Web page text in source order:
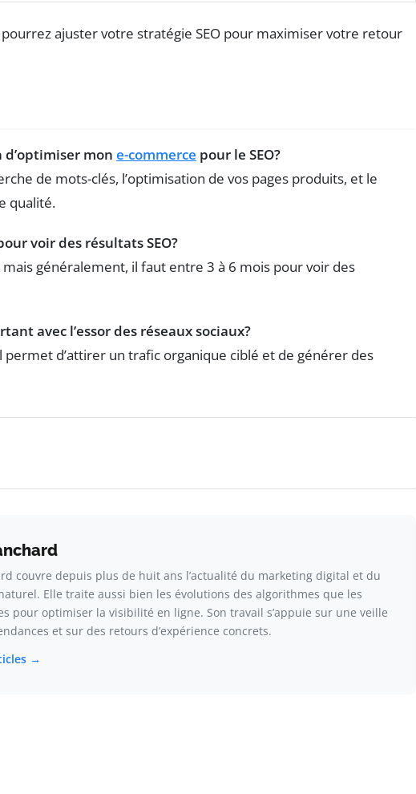
ajuster votre stratégie SEO pour maximiser votre retour
mon e-commerce pour le SEO?
de mots-clés, l’optimisation de vos pages produits, et le
qualité.
voir des résultats SEO?
généralement, il faut entre 3 à 6 mois pour voir des
avec l’essor des réseaux sociaux?
permet d’attirer un trafic organique ciblé et de générer des
couvre depuis plus de huit ans l’actualité du marketing digital et du
Elle traite aussi bien les évolutions des algorithmes que les
pour optimiser la visibilité en ligne. Son travail s’appuie sur une veille
et sur des retours d’expérience concrets.
→